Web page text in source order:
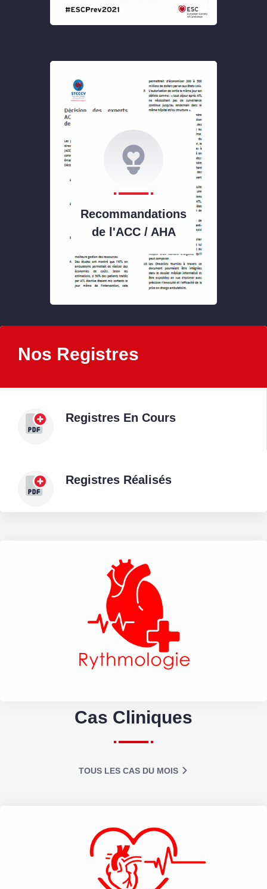
Recommandations
de l'ACC / AHA
Nos Registres
Registres En Cours
Registres Réalisés
Cas Cliniques
TOUS LES CAS DU MOIS